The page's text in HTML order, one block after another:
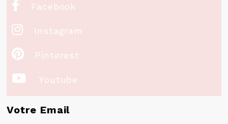
 Facebook
 Instagram
 Pinterest
 Youtube
Votre Email